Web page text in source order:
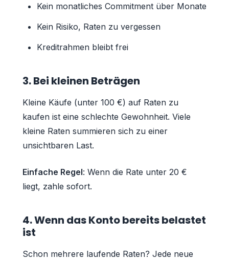
Kein monatliches Commitment über Monate
Kein Risiko, Raten zu vergessen
Kreditrahmen bleibt frei
3. Bei kleinen Beträgen
Kleine Käufe (unter 100 €) auf Raten zu
kaufen ist eine schlechte Gewohnheit. Viele
kleine Raten summieren sich zu einer
unsichtbaren Last.
Einfache Regel: Wenn die Rate unter 20 €
liegt, zahle sofort.
4. Wenn das Konto bereits belastet
ist
Schon mehrere laufende Raten? Jede neue